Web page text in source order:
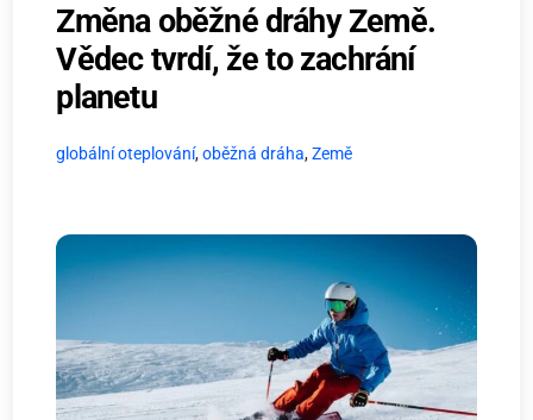
Změna oběžné dráhy Země.
Vědec tvrdí, že to zachrání
planetu
globální oteplování,oběžná dráha,Země